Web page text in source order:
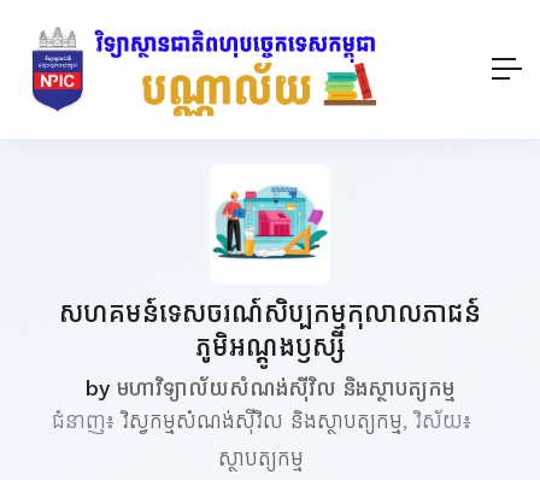
សហគមន៍ទេសចរណ៍សិប្បកម្មកុលាលភាជន៍
ភូមិអណ្តូងឫស្សី
by មហាវិទ្យាល័យសំណង់ស៊ីវិល និងស្ថាបត្យកម្ម
ជំនាញ៖វិស្វកម្មសំណង់ស៊ីវិល និងស្ថាបត្យកម្ម, វិស័យ៖
ស្ថាបត្យកម្ម